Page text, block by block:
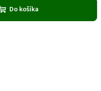
Do košíka